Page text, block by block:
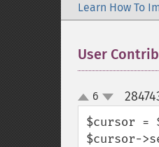
Learn How To
User
up
down
6
$cursor =
$cursor-